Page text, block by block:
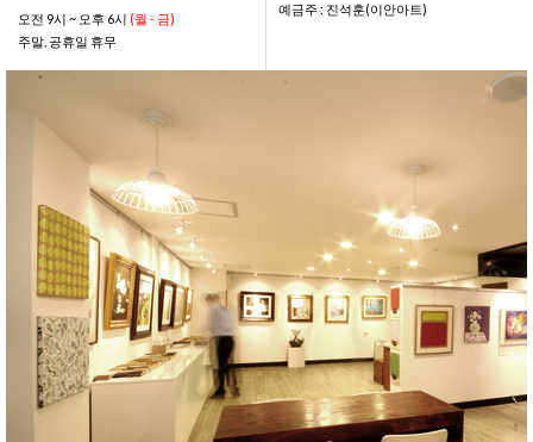
오전 9시 ~ 오후 6시 (월 - 금)
주말, 공휴일 휴무
예금주 : 진석훈(이안아트)